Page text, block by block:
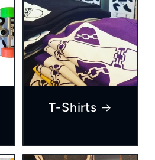
T-Shirts